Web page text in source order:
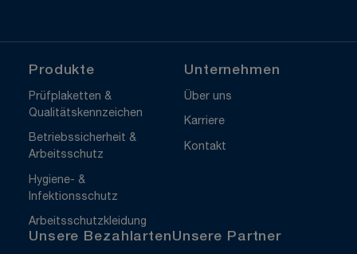
Produkte
Prüfplaketten &
Qualitätskennzeichen
Betriebssicherheit &
Arbeitsschutz
Hygiene- &
Infektionsschutz
Arbeitsschutzkleidung
Unternehmen
Über uns
Karriere
Kontakt
Unsere BezahlartenUnsere Partner